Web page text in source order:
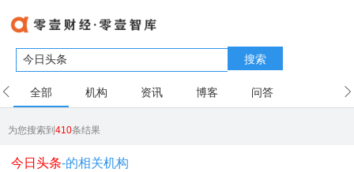
搜索
全部 机构 资讯 博客 问答
为您搜索到410条结果
今日头条-的相关机构